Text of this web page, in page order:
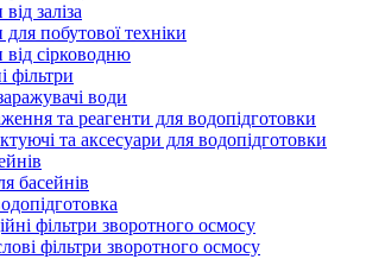
заліза
для побутової техніки
від сірководню
фільтри
води
та реагенти для водопідготовки
та аксесуари для водопідготовки
басейнів
фільтри зворотного осмосу
фільтри зворотного осмосу